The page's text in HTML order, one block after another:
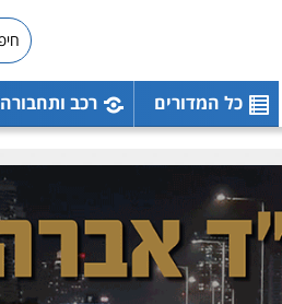
כל המדורים רכב ותחבורה